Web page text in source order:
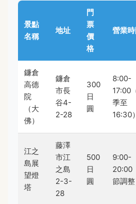
景點
名稱
地址
門
票
價
格
營業
鐮倉
高德
院
（大
佛）
鐮倉
市長
谷4-
2-28
300
日
圓
8:00-
17:00
季至
16:30）
江之
島展
望燈
塔
藤澤
市江
之島
2-3-
28
500
日
圓
9:00-
20:00
節調整